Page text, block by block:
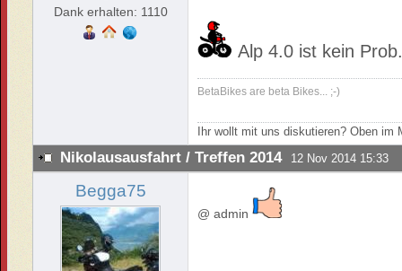
Dank erhalten: 1110
Alp 4.0 ist kein
BetaBikes are beta Bikes... ;-)
Ihr wollt mit uns diskutieren? Oben
Nikolausausfahrt / Treffen 2014 12 Nov 2014 15:33
Begga75
@ admin